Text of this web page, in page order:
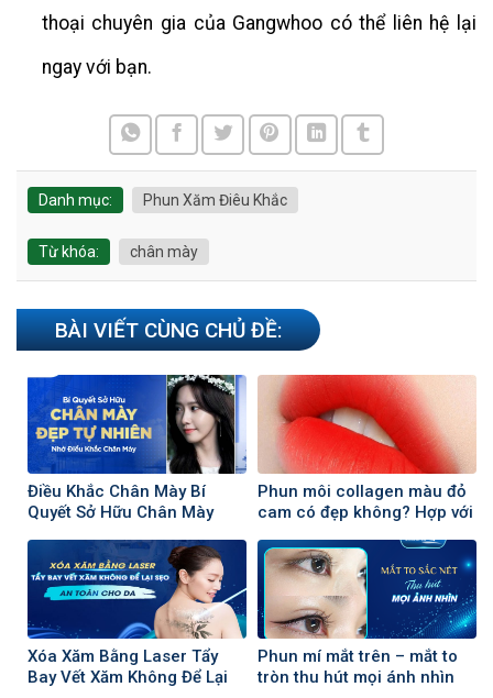
thoại chuyên gia của Gangwhoo có thể liên hệ lại
ngay với bạn.
Danh mục: Phun Xăm Điêu Khắc
Từ khóa: chân mày
BÀI VIẾT CÙNG CHỦ ĐỀ:
Điều Khắc Chân Mày Bí
Quyết Sở Hữu Chân Mày
Phun môi collagen màu đỏ
cam có đẹp không? Hợp với
Xóa Xăm Bằng Laser Tẩy
Bay Vết Xăm Không Để Lại
Phun mí mắt trên – mắt to
tròn thu hút mọi ánh nhìn